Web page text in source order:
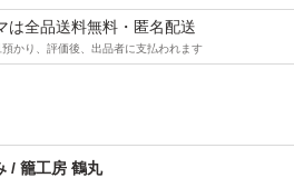
シアブラ 若芽 × 250g
や形に多少の個体差があります。
は全品送料無料・匿名配送
かり、評価後、出品者に支払われます
/ 籠工房 鶴丸